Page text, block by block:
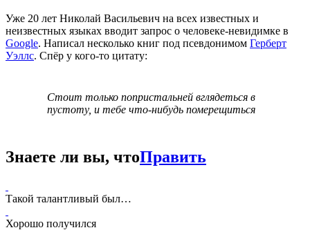
Уже 20 лет Николай Васильевич на всех известных и
неизвестных языках вводит запрос о человеке-невидимке в
Google. Написал несколько книг под псевдонимом Герберт
Уэллс. Спёр у кого-то цитату:
Стоит только попристальней вглядеться в
пустоту, и тебе что-нибудь померещиться
Знаете ли вы, чтоПравить
Такой талантливый был…
Хорошо получился